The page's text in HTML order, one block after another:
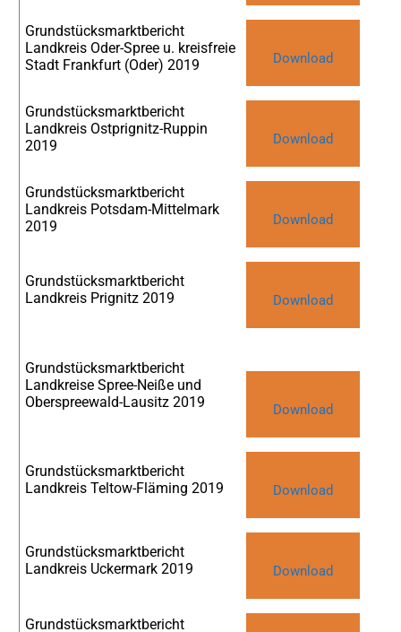
Grundstücksmarktbericht
Landkreis Oder-Spree u. kreisfreie
Stadt Frankfurt (Oder) 2019
Download
Grundstücksmarktbericht
Landkreis Ostprignitz-Ruppin
2019
Download
Grundstücksmarktbericht
Landkreis Potsdam-Mittelmark
2019
Download
Grundstücksmarktbericht
Landkreis Prignitz 2019
Download
Grundstücksmarktbericht
Landkreise Spree-Neiße und
Oberspreewald-Lausitz 2019
Download
Grundstücksmarktbericht
Landkreis Teltow-Fläming 2019
Download
Grundstücksmarktbericht
Landkreis Uckermark 2019
Download
Grundstücksmarktbericht